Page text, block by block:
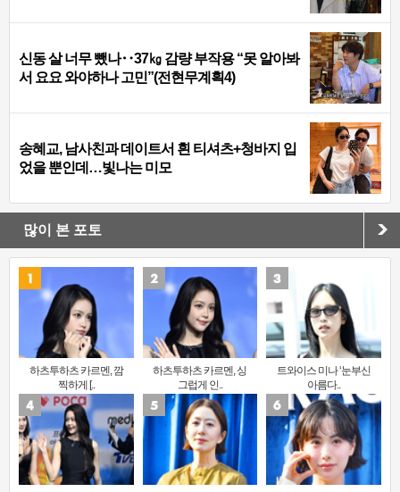
신동 살 너무 뺐나‥37㎏ 감량 부작용 “못 알아봐
서 요요 와야하나 고민”(전현무계획4)
송혜교, 남사친과 데이트서 흰 티셔츠+청바지 입
었을 뿐인데…빛나는 미모
많이 본 포토
하츠투하츠 카르멘, 깜
찍하게 [..
하츠투하츠 카르멘, 싱
그럽게 인..
트와이스 미나 ‘눈부신
아름다..